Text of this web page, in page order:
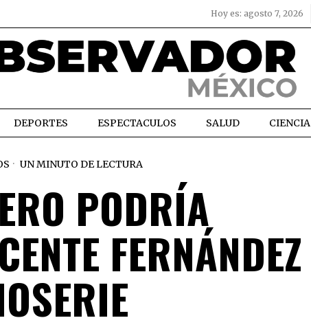
Hoy es: agosto 7, 2026
DEPORTES ESPECTACULOS SALUD CIENCIA
UN MINUTO DE LECTURA
PODRÍA
FERNÁNDEZ